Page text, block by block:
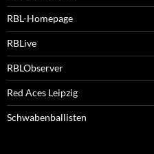
RBL-Homepage
RBLive
RBLObserver
Red Aces Leipzig
Schwabenballisten